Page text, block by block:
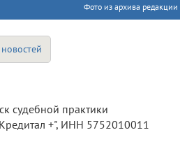
Фото из архива редакции
+", ИНН 5752010011